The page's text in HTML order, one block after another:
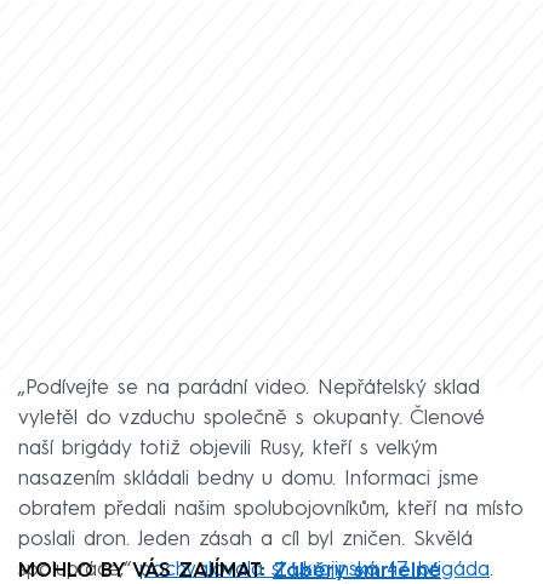
„Podívejte se na parádní video. Nepřátelský sklad
vyletěl do vzduchu společně s okupanty. Členové
naší brigády totiž objevili Rusy, kteří s velkým
nasazením skládali bedny u domu. Informaci jsme
obratem předali našim spolubojovníkům, kteří na místo
poslali dron. Jeden zásah a cíl byl zničen. Skvělá
spolupráce,“pochvalovala si ukrajinská 47. brigáda.
MOHLO BY VÁS ZAJÍMAT:Záběry smrtelné